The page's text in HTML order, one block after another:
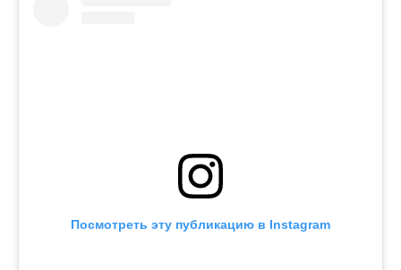
Посмотреть эту публикацию в Instagram